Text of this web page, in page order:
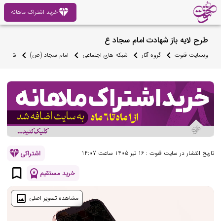
diamondخرید اشتراک ماهانه
طرح لایه باز شهادت امام سجاد ع
وبسایت قنوت گروه آثار شبکه های اجتماعی امام سجاد (ص)
تاریخ انتشار در سایت قنوت : 16 تیر 1405 ساعت 14:07 اشتراکیdiamond
خرید مستقیم workspace_premium
bookmark_border
مشاهده تصویر اصلی image